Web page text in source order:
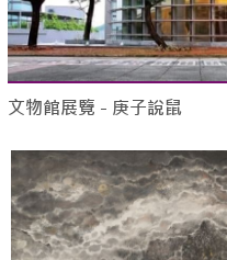
文物館展覽 - 庚子說鼠